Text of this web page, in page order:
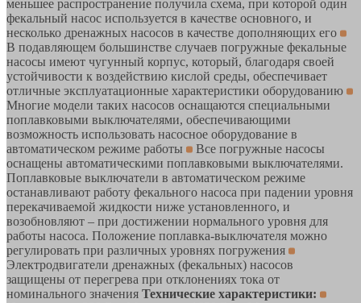
меньшее распространение получила схема, при которой один
фекальный насос используется в качестве основного, и
несколько дренажных насосов в качестве дополняющих его
В подавляющем большинстве случаев погружные фекальные
насосы имеют чугунный корпус, который, благодаря своей
устойчивости к воздействию кислой среды, обеспечивает
отличные эксплуатационные характеристики оборудованию
Многие модели таких насосов оснащаются специальными
поплавковыми выключателями, обеспечивающими
возможность использовать насосное оборудование в
автоматическом режиме работы
Все погружные насосы
оснащены автоматическими поплавковыми выключателями.
Поплавковые выключатели в автоматическом режиме
останавливают работу фекального насоса при падении уровня
перекачиваемой жидкости ниже установленного, и
возобновляют – при достижении нормального уровня для
работы насоса. Положение поплавка-выключателя можно
регулировать при различных уровнях погружения
Электродвигатели дренажных (фекальных) насосов
защищены от перегрева при отклонениях тока от
номинального значения Технические характеристики: